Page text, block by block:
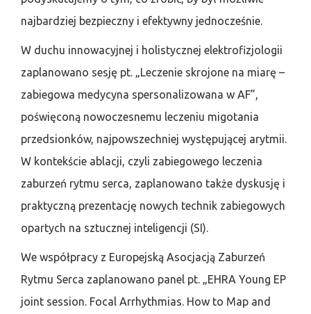
najbardziej bezpieczny i efektywny jednocześnie.
W duchu innowacyjnej i holistycznej elektrofizjologii
zaplanowano sesję pt. „Leczenie skrojone na miarę –
zabiegowa medycyna spersonalizowana w AF”,
poświęconą nowoczesnemu leczeniu migotania
przedsionków, najpowszechniej występującej arytmii.
W kontekście ablacji, czyli zabiegowego leczenia
zaburzeń rytmu serca, zaplanowano także dyskusję i
praktyczną prezentację nowych technik zabiegowych
opartych na sztucznej inteligencji (SI).
We współpracy z Europejską Asocjacją Zaburzeń
Rytmu Serca zaplanowano panel pt. „EHRA Young EP
joint session. Focal Arrhythmias. How to Map and